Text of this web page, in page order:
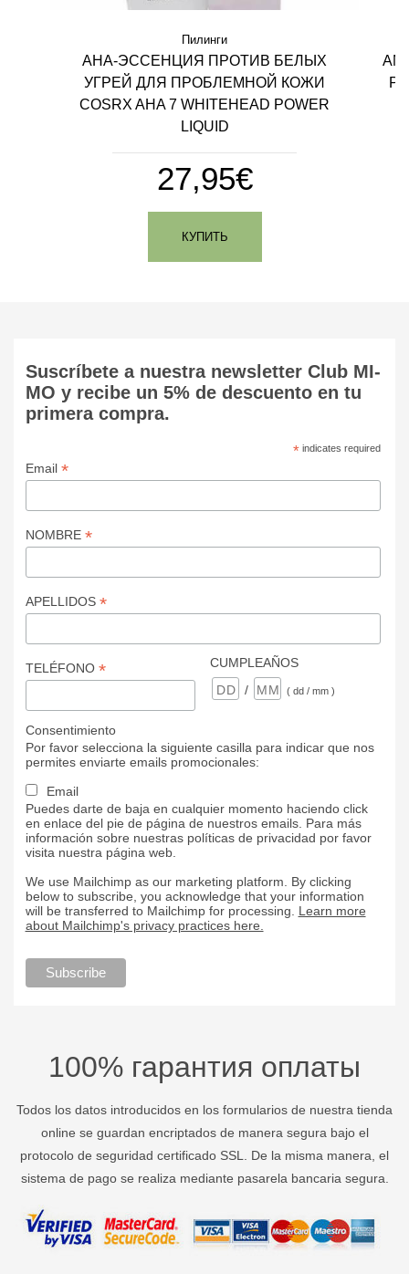
Пилинги
AHA-ЭССЕНЦИЯ ПРОТИВ БЕЛЫХ
УГРЕЙ ДЛЯ ПРОБЛЕМНОЙ КОЖИ
COSRX AHA 7 WHITEHEAD POWER
LIQUID
27,95€
КУПИТЬ
Suscríbete a nuestra newsletter Club MI-
MO y recibe un 5% de descuento en tu
primera compra.
*indicates required
Email *
NOMBRE *
APELLIDOS *
TELÉFONO *
CUMPLEAÑOS
/
( dd / mm )
Consentimiento
Por favor selecciona la siguiente casilla para indicar que nos
permites enviarte emails promocionales:
Email
Puedes darte de baja en cualquier momento haciendo click
en enlace del pie de página de nuestros emails. Para más
información sobre nuestras políticas de privacidad por favor
visita nuestra página web.
We use Mailchimp as our marketing platform. By clicking
below to subscribe, you acknowledge that your information
will be transferred to Mailchimp for processing. Learn more
about Mailchimp's privacy practices here.
100% гарантия оплаты
Todos los datos introducidos en los formularios de nuestra tienda
online se guardan encriptados de manera segura bajo el
protocolo de seguridad certificado SSL. De la misma manera, el
sistema de pago se realiza mediante pasarela bancaria segura.